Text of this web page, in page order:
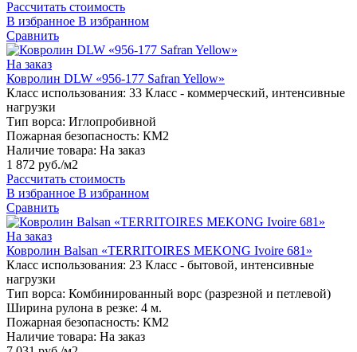
Рассчитать стоимость
В избранное В избранном
Сравнить
На заказ
Ковролин DLW «956-177 Safran Yellow»
Класс использования: 33 Класс - коммерческий, интенсивные
нагрузки
Тип ворса: Иглопробивной
Пожарная безопасность: КМ2
Наличие товара: На заказ
1 872 руб./м2
Рассчитать стоимость
В избранное В избранном
Сравнить
На заказ
Ковролин Balsan «TERRITOIRES MEKONG Ivoire 681»
Класс использования: 23 Класс - бытовой, интенсивные
нагрузки
Тип ворса: Комбинированный ворс (разрезной и петлевой)
Ширина рулона в резке: 4 м.
Пожарная безопасность: КМ2
Наличие товара: На заказ